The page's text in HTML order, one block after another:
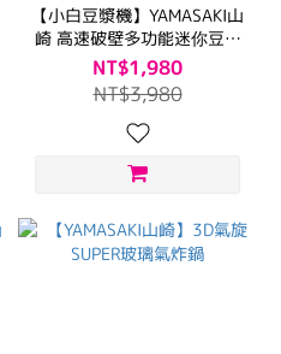
【小白豆漿機】YAMASAKI山
崎 高速破壁多功能迷你豆漿
機
NT$1,980
NT$3,980